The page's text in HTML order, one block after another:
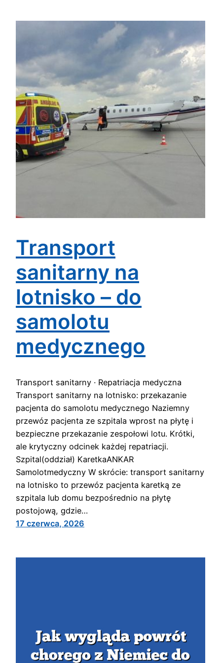
Transport
sanitarny na
lotnisko – do
samolotu
medycznego
Transport sanitarny · Repatriacja medyczna
Transport sanitarny na lotnisko: przekazanie
pacjenta do samolotu medycznego Naziemny
przewóz pacjenta ze szpitala wprost na płytę i
bezpieczne przekazanie zespołowi lotu. Krótki,
ale krytyczny odcinek każdej repatriacji.
Szpital(oddział) KaretkaANKAR
Samolotmedyczny W skrócie: transport sanitarny
na lotnisko to przewóz pacjenta karetką ze
szpitala lub domu bezpośrednio na płytę
postojową, gdzie…
17 czerwca, 2026